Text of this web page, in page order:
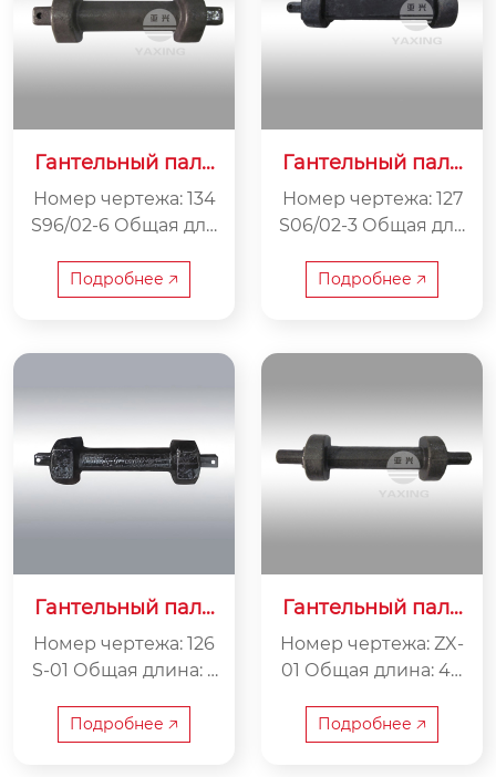
Гантельный пале
ц 134S96-02-6
Номер чертежа: 134
S96/02-6 Общая дли
няя ширина: 270 мм
Вес: 19.2 кг
Подробнее 🡥
Гантельный пале
ц 127S06-02-3
Номер чертежа: 127
S06/02-3 Общая дли
няя ширина: 270 мм
Вес: 12.87 кг
Подробнее 🡥
Гантельный пале
Номер чертежа: 126
S-01 Общая длина: 5
ширина: 260 мм Ве
с: 20 кг
Подробнее 🡥
Гантельный пале
Номер чертежа: ZX-
01 Общая длина: 40
ирина: 200 мм Вес:
7,5 кг
Подробнее 🡥